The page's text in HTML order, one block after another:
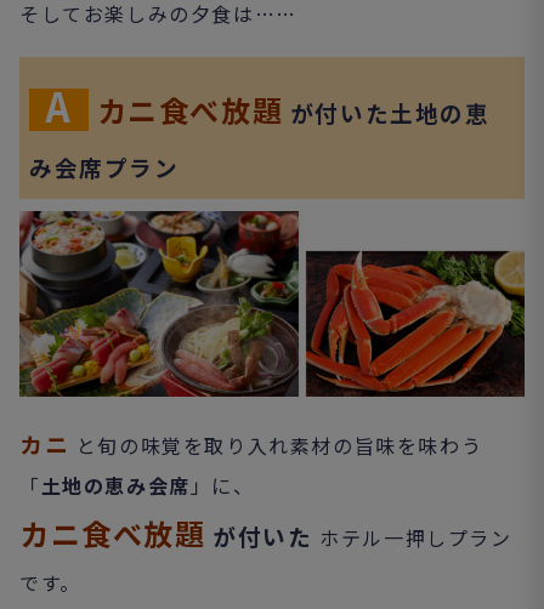
そしてお楽しみの夕食は……
A カニ食べ放題 が付いた土地の恵
み会席プラン
カニ と旬の味覚を取り入れ素材の旨味を味わう
「土地の恵み会席 」に、
カニ食べ放題 が付いた ホテル一押しプラン
です。